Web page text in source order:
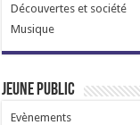
Découvertes et société
Musique
Jeune public
Evènements